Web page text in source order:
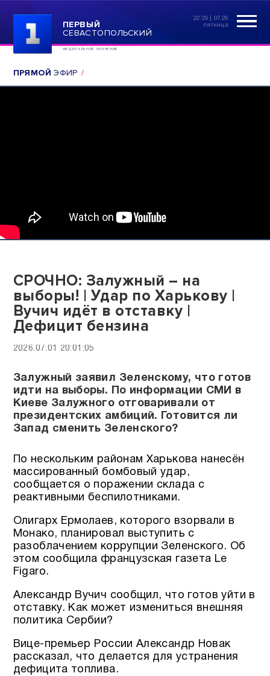
ПЕРВЫЙ
СЕВАСТОПОЛЬСКИЙ
ФЕДЕРАЛЬНОЕ ЗНАЧЕНИЕ
22:29 | 07.26
пятница
ПРЯМОЙ ЭФИР
СРОЧНО: Залужный – на
выборы! | Удар по Харькову |
Вучич идёт в отставку |
Дефицит бензина
2026.07.01 20:01:05
Залужный заявил Зеленскому, что готов
идти на выборы. По информации СМИ в
Киеве Залужного отговаривали от
президентских амбиций. Готовится ли
Запад сменить Зеленского?
По нескольким районам Харькова нанесён
массированный бомбовый удар,
сообщается о поражении склада с
реактивными беспилотниками.
Олигарх Ермолаев, которого взорвали в
Монако, планировал выступить с
разоблачением коррупции Зеленского. Об
этом сообщила французская газета Le
Figaro.
Александр Вучич сообщил, что готов уйти в
отставку. Как может измениться внешняя
политика Сербии?
Вице-премьер России Александр Новак
рассказал, что делается для устранения
дефицита топлива.